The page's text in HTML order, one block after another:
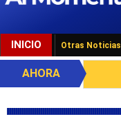
INICIO Otras Noticias
AHORA